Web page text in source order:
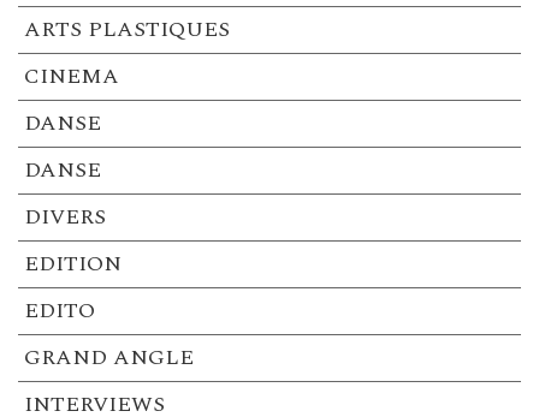
ARTS PLASTIQUES
CINEMA
DANSE
DANSE
DIVERS
EDITION
EDITO
GRAND ANGLE
INTERVIEWS